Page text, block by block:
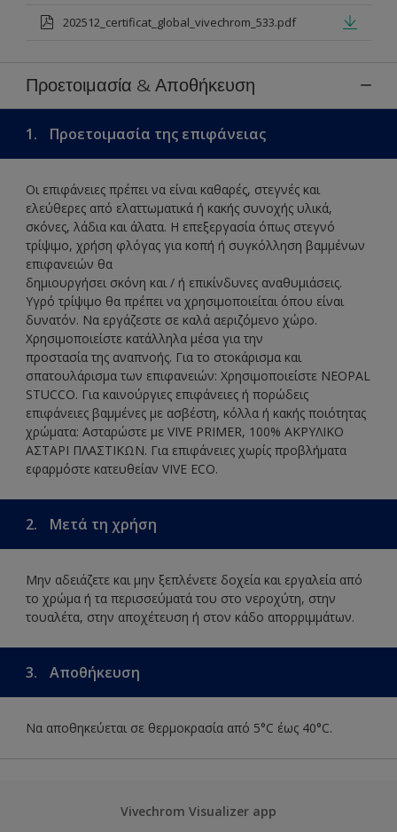
202512_certificat_global_vivechrom_533.pdf
Προετοιμασία & Αποθήκευση
1. Προετοιμασία της επιφάνειας
Οι επιφάνειες πρέπει να είναι καθαρές, στεγνές και
ελεύθερες από ελαττωματικά ή κακής συνοχής υλικά,
σκόνες, λάδια και άλατα. Η επεξεργασία όπως στεγνό
τρίψιμο, χρήση φλόγας για κοπή ή συγκόλληση βαμμένων
επιφανειών θα
δημιουργήσει σκόνη και / ή επικίνδυνες αναθυμιάσεις.
Υγρό τρίψιμο θα πρέπει να χρησιμοποιείται όπου είναι
δυνατόν. Να εργάζεστε σε καλά αεριζόμενο χώρο.
Χρησιμοποιείστε κατάλληλα μέσα για την
προστασία της αναπνοής. Για το στοκάρισμα και
σπατουλάρισμα των επιφανειών: Χρησιμοποιείστε NEOPAL
STUCCO. Για καινούργιες επιφάνειες ή πορώδεις
επιφάνειες βαμμένες με ασβέστη, κόλλα ή κακής ποιότητας
χρώματα: Ασταρώστε με VIVE PRIMER, 100% ΑΚΡΥΛΙΚΟ
ΑΣΤΑΡΙ ΠΛΑΣΤΙΚΩΝ. Για επιφάνειες χωρίς προβλήματα
εφαρμόστε κατευθείαν VIVE ECO.
2. Μετά τη χρήση
Μην αδειάζετε και μην ξεπλένετε δοχεία και εργαλεία από
το χρώμα ή τα περισσεύματά του στο νεροχύτη, στην
τουαλέτα, στην αποχέτευση ή στον κάδο απορριμμάτων.
3. Αποθήκευση
Να αποθηκεύεται σε θερμοκρασία από 5°C έως 40°C.
Vivechrom Visualizer app